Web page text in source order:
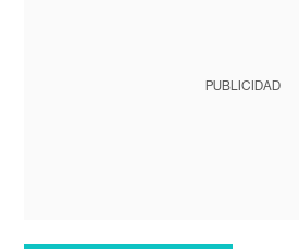
PUBLICIDAD